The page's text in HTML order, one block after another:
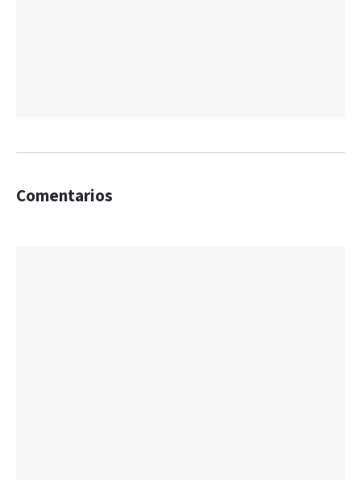
Comentarios